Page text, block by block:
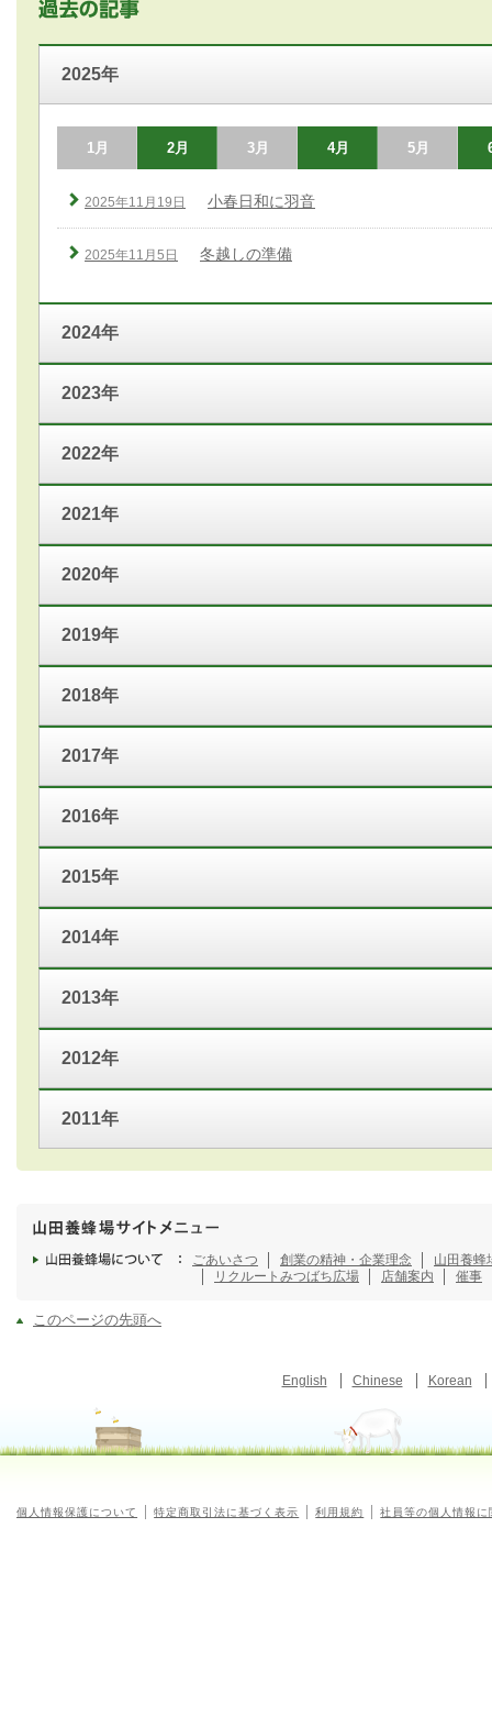
2025年
1月 2月 3月 4月 5月
2025年11月19日 小春日和に羽音
2025年11月5日 冬越しの準備
2024年
2023年
2022年
2021年
2020年
2019年
2018年
2017年
2016年
2015年
2014年
2013年
2012年
2011年
ごあいさつ 創業の精神・企業理念
山田養蜂
リクルート みつばち広場 店舗案内 催事
このページの先頭へ
English Chinese Korean
個人情報保護について 特定商取引法に基づく表示 利用規約 社員等の個人情報